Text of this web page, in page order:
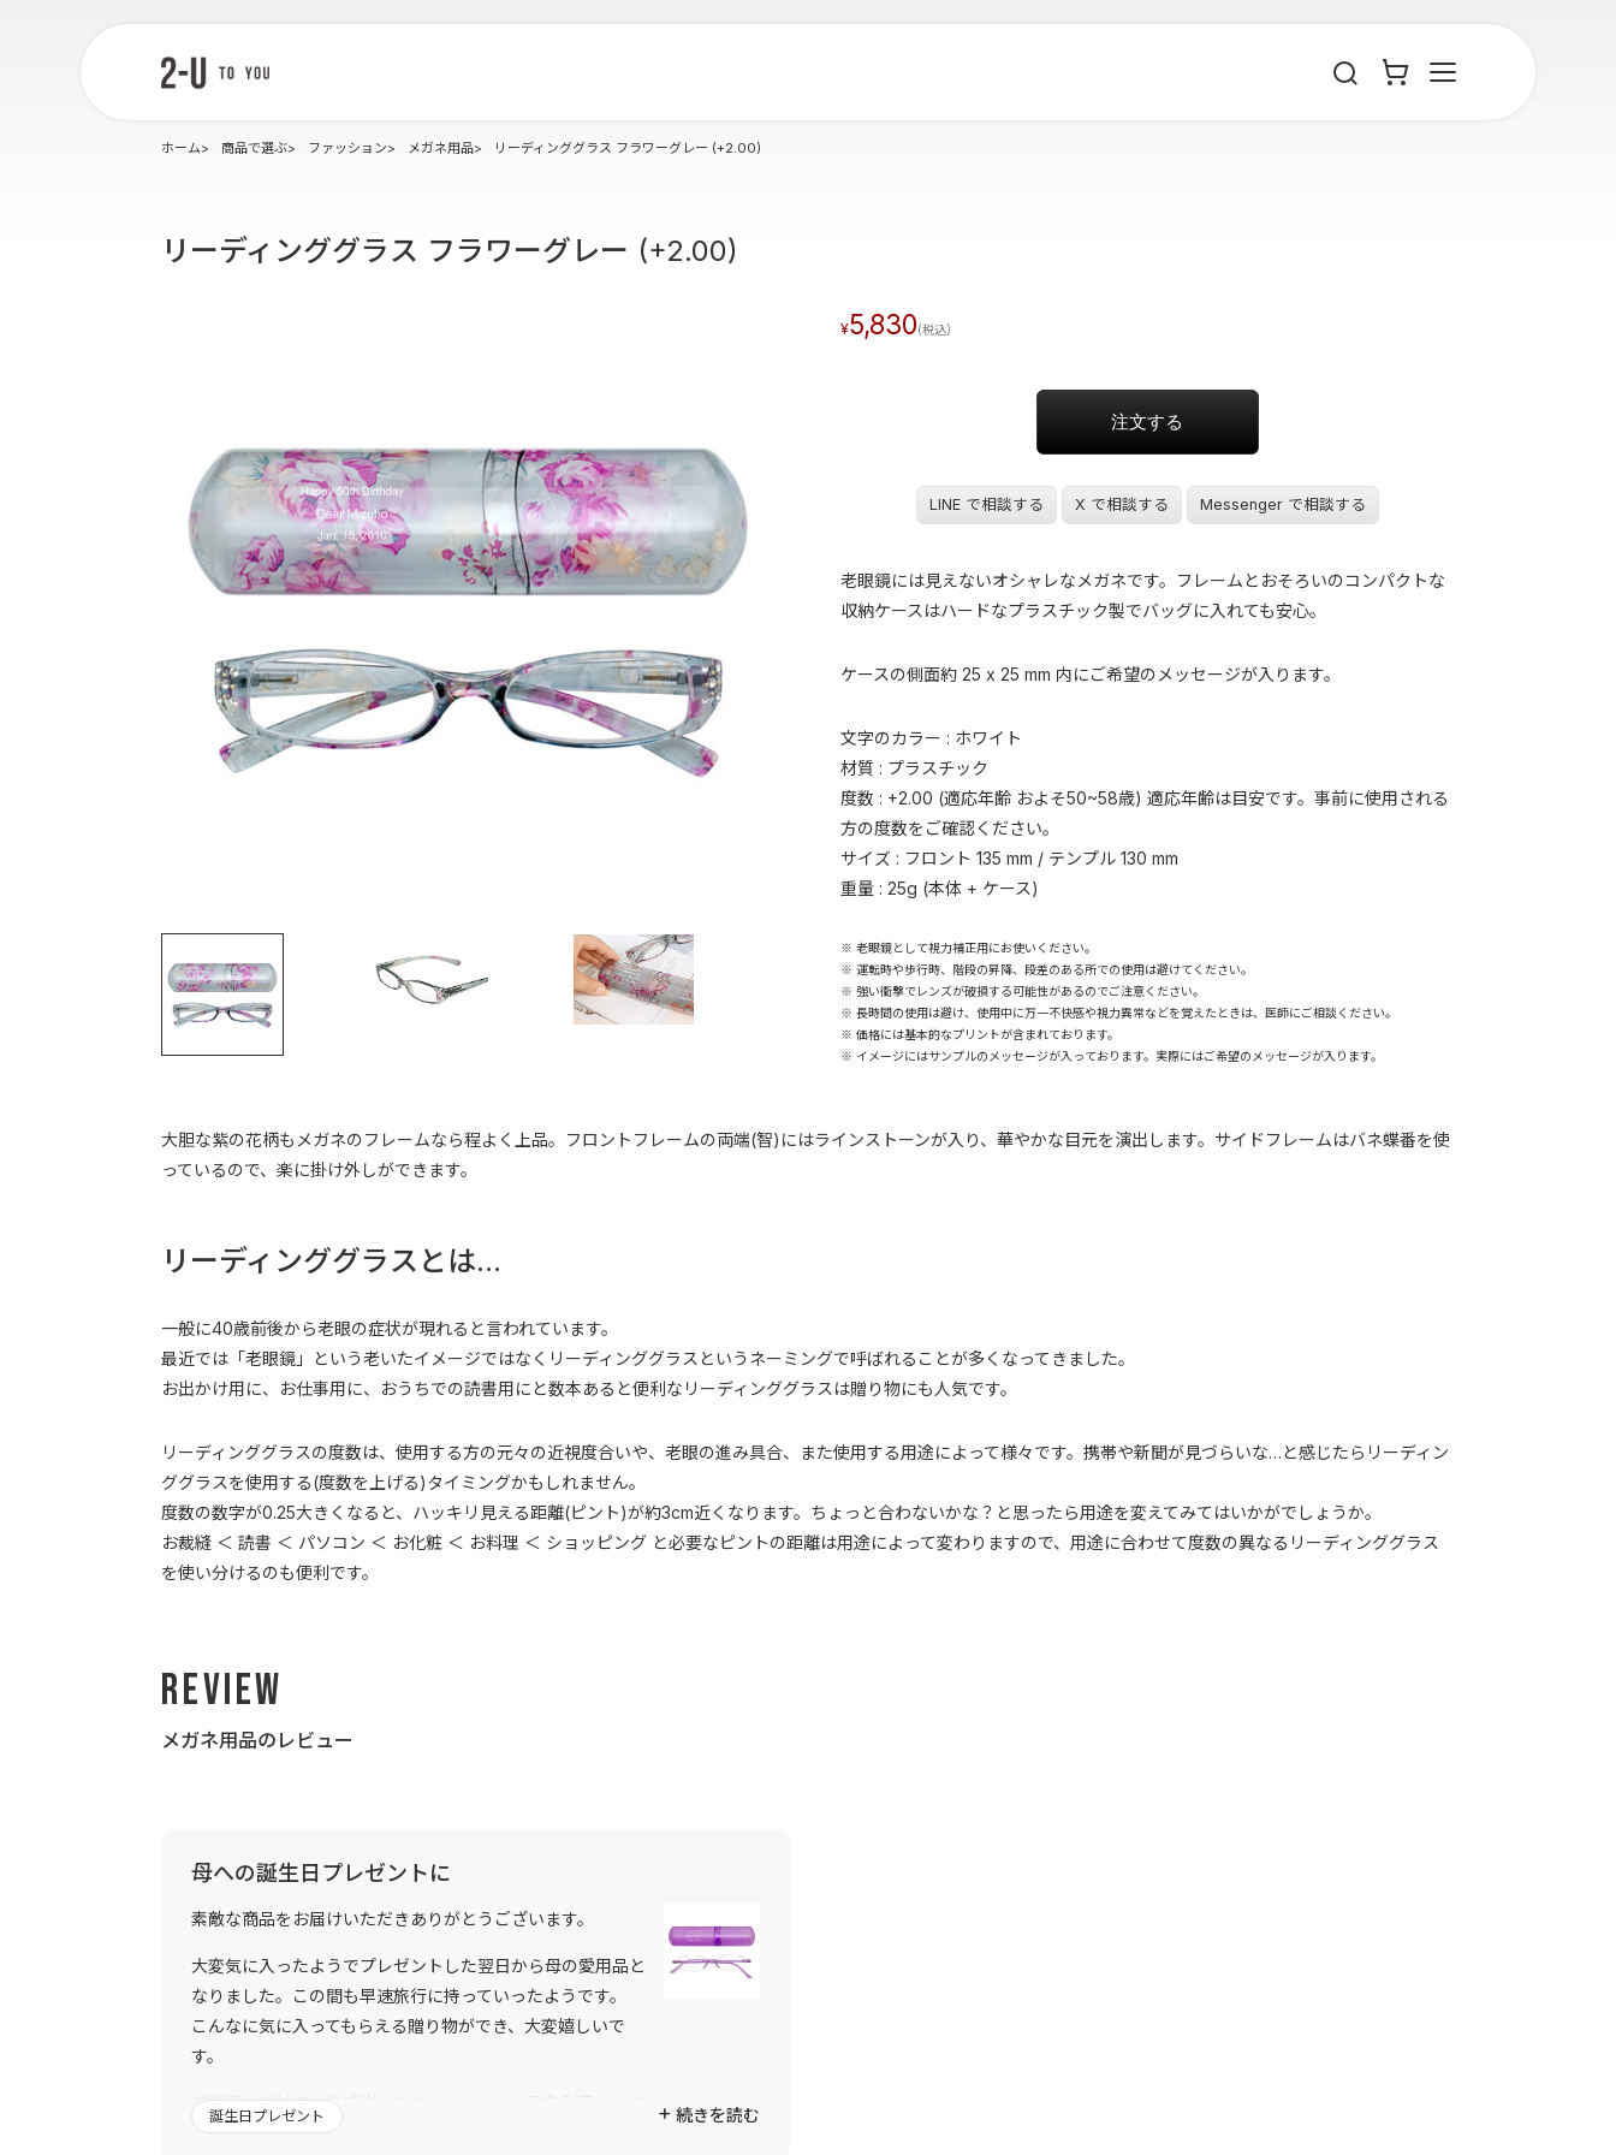
ホーム 商品で選ぶ ファッション メガネ用品 リーディンググラス フラワーグレー (+2.00)
リーディンググラス フラワーグレー (+2.00)
5,830
LINE で相談する X で相談する Messenger で相談する
老眼鏡には見えないオシャレなメガネです。フレームとおそろいのコンパクトな
収納ケースはハードなプラスチック製でバッグに入れても安心。
ケースの側面約 25 x 25 mm 内にご希望のメッセージが入ります。
文字のカラー : ホワイト
材質 : プラスチック
度数 : +2.00 (適応年齢 およそ50~58歳) 適応年齢は目安です。事前に使用される
方の度数をご確認ください。
サイズ : フロント 135 mm / テンプル 130 mm
重量 : 25g (本体 + ケース)
※ 老眼鏡として視力補正用にお使いください。
※ 運転時や歩行時、階段の昇降、段差のある所での使用は避けてください。
※ 強い衝撃でレンズが破損する可能性があるのでご注意ください。
※ 長時間の使用は避け、使用中に万一不快感や視力異常などを覚えたときは、医師にご相談ください。
※ 価格には基本的なプリントが含まれております。
※ イメージにはサンプルのメッセージが入っております。実際にはご希望のメッセージが入ります。
大胆な紫の花柄もメガネのフレームなら程よく上品。フロントフレームの両端(智)にはラインストーンが入り、華やかな目元を演出します。サイドフレームはバネ蝶番を使
っているので、楽に掛け外しができます。
リーディンググラスとは...
一般に40歳前後から老眼の症状が現れると言われています。
最近では「老眼鏡」という老いたイメージではなくリーディンググラスというネーミングで呼ばれることが多くなってきました。
お出かけ用に、お仕事用に、おうちでの読書用にと数本あると便利なリーディンググラスは贈り物にも人気です。
リーディンググラスの度数は、使用する方の元々の近視度合いや、老眼の進み具合、また使用する用途によって様々です。携帯や新聞が見づらいな…と感じたらリーディン
ググラスを使用する(度数を上げる)タイミングかもしれません。
度数の数字が0.25大きくなると、ハッキリ見える距離(ピント)が約3cm近くなります。ちょっと合わないかな？と思ったら用途を変えてみてはいかがでしょうか。
お裁縫 ＜ 読書 ＜ パソコン ＜ お化粧 ＜ お料理 ＜ ショッピング と必要なピントの距離は用途によって変わりますので、用途に合わせて度数の異なるリーディンググラス
を使い分けるのも便利です。
Review
メガネ用品のレビュー
母への誕生日プレゼントに
素敵な商品をお届けいただきありがとうございます。
大変気に入ったようでプレゼントした翌日から母の愛用品と
なりました。この間も早速旅行に持っていったようです。
こんなに気に入ってもらえる贈り物ができ、大変嬉しいで
す。
ご丁寧なご対応大変感謝しております。また是非利用させていただきま
す。
続きを読む
誕生日プレゼント